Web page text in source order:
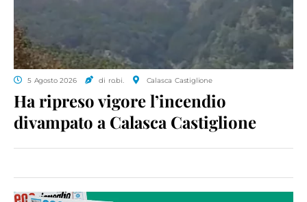
5 Agosto 2026 di ro.bi. Calasca Castiglione
Ha ripreso vigore l’incendio
divampato a Calasca Castiglione